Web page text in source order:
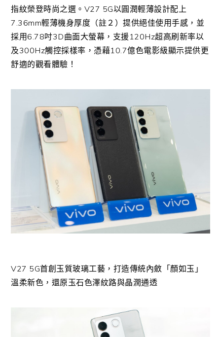
指紋榮登時尚之選。V27 5G以圓潤輕薄設計配上
7.36mm輕薄機身厚度（註２）提供絕佳使用手感，並
採用6.78吋3D曲面大螢幕，支援120Hz超高刷新率以
及300Hz觸控採樣率，憑藉10.7億色電影級顯示提供更
舒適的觀看體驗！
V27 5G首創玉質玻璃工藝，打造傳統內斂「顏如玉」
溫柔新色，還原玉石色澤紋路與晶潤通透